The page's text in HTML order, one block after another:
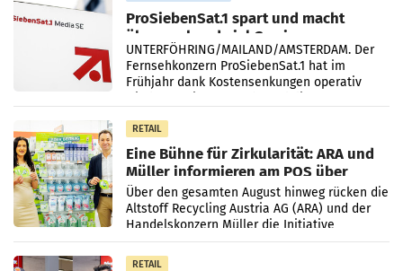
ProSiebenSat.1 spart und macht
überraschend viel Gewinn
UNTERFÖHRING/MAILAND/AMSTERDAM. Der
Fernsehkonzern ProSiebenSat.1 hat im
Frühjahr dank Kostensenkungen operativ
RETAIL
Eine Bühne für Zirkularität: ARA und
Müller informieren am POS über
Kreislauffähigkeit
Über den gesamten August hinweg rücken die
Altstoff Recycling Austria AG (ARA) und der
Handelskonzern Müller die Initiative
„Kreislauf-Helden“ in allen österreichischen
Müller-Filialen
RETAIL